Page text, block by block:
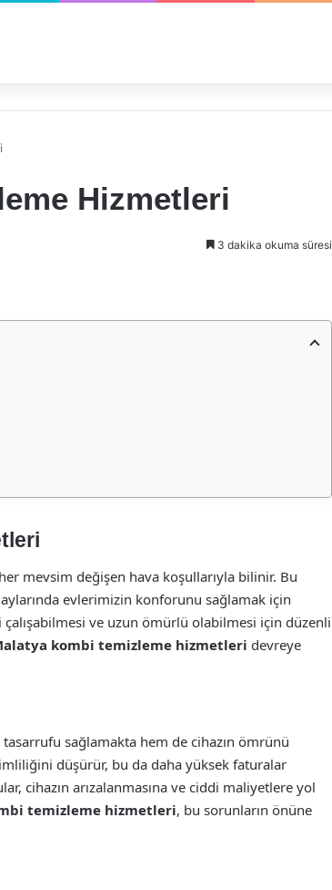
Hizmetleri
3 dakika okuma süresi
mevsim değişen hava koşullarıyla bilinir. Bu
evlerimizin konforunu sağlamak için
ve uzun ömürlü olabilmesi için düzenli
kombi temizleme hizmetleri devreye
sağlamakta hem de cihazın ömrünü
düşürür, bu da daha yüksek faturalar
cihazın arızalanmasına ve ciddi maliyetlere yol
temizleme hizmetleri, bu sorunların önüne